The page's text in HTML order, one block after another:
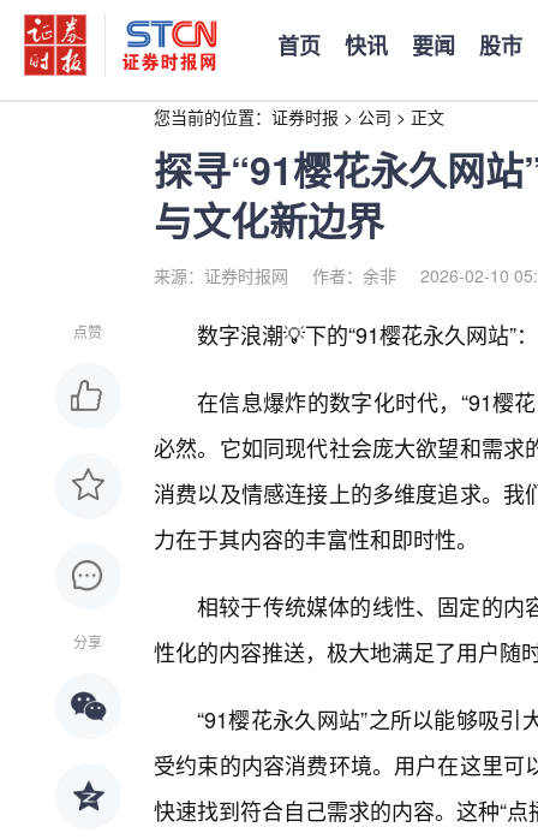
首页 快讯 要闻 股市
您当前的位置： 证券时报 > 公司 > 正文
探寻“91樱花永久网
与文化新边界
来源：证券时报网 作者：余非 2026-02-10
点赞
分享
数字浪潮💡下的“91樱花永久网站”
在信息爆炸的数字化时代，“91樱
必然。它如同现代社会庞大欲望和需
消费以及情感连接上的多维度追求。
力在于其内容的丰富性和即时性。
相较于传统媒体的线性、固定的内
性化的内容推送，极大地满足了用户随
“91樱花永久网站”之所以能够吸
受约束的内容消费环境。用户在这里
快速找到符合自己需求的内容。这种“